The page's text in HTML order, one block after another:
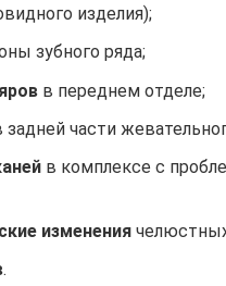
изделия);
зубного ряда;
в переднем отделе;
задней части
в комплексе с
изменения
.